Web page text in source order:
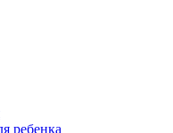
ребенка